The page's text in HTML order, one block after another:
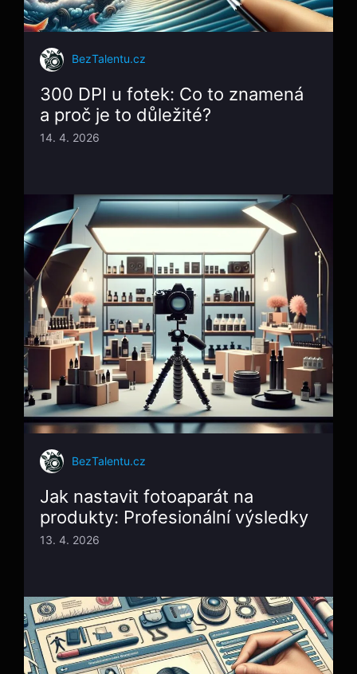
BezTalentu.cz
300 DPI u fotek: Co to znamená
a proč je to důležité?
14. 4. 2026
BezTalentu.cz
Jak nastavit fotoaparát na
produkty: Profesionální výsledky
13. 4. 2026